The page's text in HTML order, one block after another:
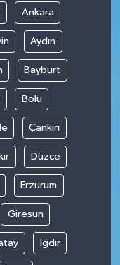
Ankara
Aydın
Bayburt
Bolu
Çankırı
Düzce
Erzurum
Giresun
Iğdır